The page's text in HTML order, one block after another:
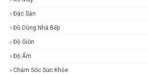
Đặc Sản
Đồ Dùng Nhà Bếp
Độ Giòn
Độ Ẩm
Chăm Sóc Sức Khỏe